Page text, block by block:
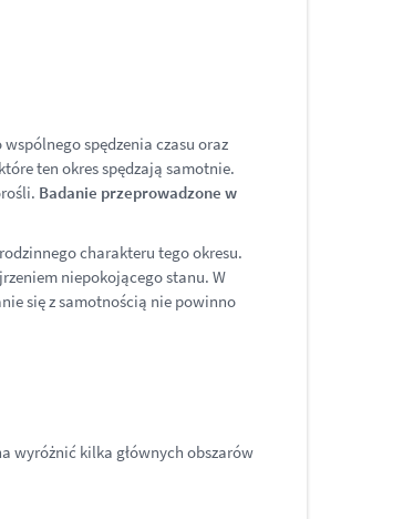
spędzenia czasu oraz
ten okres spędzają samotnie.
Badanie przeprowadzone w
charakteru tego okresu.
niepokojącego stanu. W
się z samotnością nie powinno
wyróżnić kilka głównych obszarów